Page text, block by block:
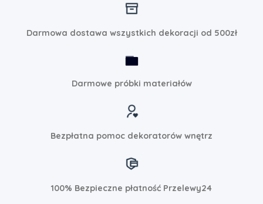
Darmowa dostawa wszystkich dekoracji od 500zł
Darmowe próbki materiałów
Bezpłatna pomoc dekoratorów wnętrz
100% Bezpieczne płatność Przelewy24